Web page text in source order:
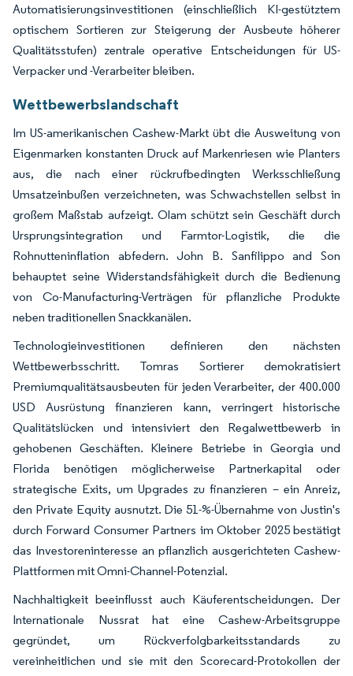
Automatisierungsinvestitionen (einschließlich KI-gestütztem
optischem Sortieren zur Steigerung der Ausbeute höherer
Qualitätsstufen) zentrale operative Entscheidungen für US-
Verpacker und -Verarbeiter bleiben.
Wettbewerbslandschaft
Im US-amerikanischen Cashew-Markt übt die Ausweitung von
Eigenmarken konstanten Druck auf Markenriesen wie Planters
aus, die nach einer rückrufbedingten Werksschließung
Umsatzeinbußen verzeichneten, was Schwachstellen selbst in
großem Maßstab aufzeigt. Olam schützt sein Geschäft durch
Ursprungsintegration und Farmtor-Logistik, die die
Rohnutteninflation abfedern. John B. Sanfilippo and Son
behauptet seine Widerstandsfähigkeit durch die Bedienung
von Co-Manufacturing-Verträgen für pflanzliche Produkte
neben traditionellen Snackkanälen.
Technologieinvestitionen definieren den nächsten
Wettbewerbsschritt. Tomras Sortierer demokratisiert
Premiumqualitätsausbeuten für jeden Verarbeiter, der 400.000
USD Ausrüstung finanzieren kann, verringert historische
Qualitätslücken und intensiviert den Regalwettbewerb in
gehobenen Geschäften. Kleinere Betriebe in Georgia und
Florida benötigen möglicherweise Partnerkapital oder
strategische Exits, um Upgrades zu finanzieren – ein Anreiz,
den Private Equity ausnutzt. Die 51-%-Übernahme von Justin's
durch Forward Consumer Partners im Oktober 2025 bestätigt
das Investoreninteresse an pflanzlich ausgerichteten Cashew-
Plattformen mit Omni-Channel-Potenzial.
Nachhaltigkeit beeinflusst auch Käuferentscheidungen. Der
Internationale Nussrat hat eine Cashew-Arbeitsgruppe
gegründet, um Rückverfolgbarkeitsstandards zu
vereinheitlichen und sie mit den Scorecard-Protokollen der